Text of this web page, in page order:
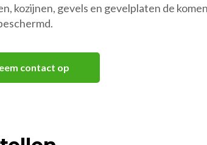
kozijnen, gevels en gevelplaten de
contact op